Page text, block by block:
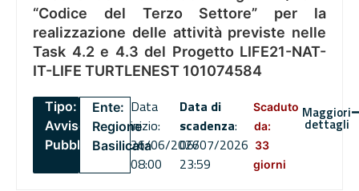
“Codice del Terzo Settore” per la
realizzazione delle attività previste nelle
Task 4.2 e 4.3 del Progetto LIFE21-NAT-
IT-LIFE TURTLENEST 101074584
Tipo:
Avviso
Pubblico
Ente:
Regione
Basilicata
Data
inizio:
26/06/2026
08:00
Data di
scadenza:
06/07/2026
23:59
Scaduto
da:
33
giorni
Maggiori
dettagli